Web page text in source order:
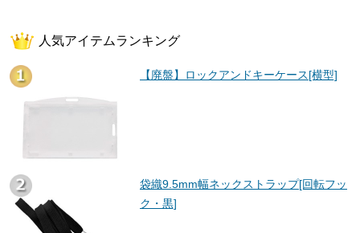
人気アイテムランキング
【廃盤】ロックアンドキーケース[横型]
袋織9.5mm幅ネックストラップ[回転フッ
ク・黒]